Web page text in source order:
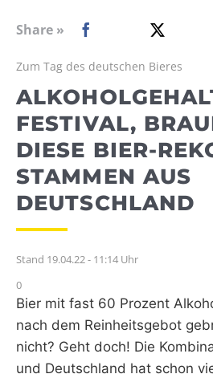
WEBRADIO
Share »
Zum Tag des deutschen Bieres
FESTIVAL,
DIESE BIER-
STAMMEN AUS
DEUTSCHLAND
Stand 19.04.22 - 11:14 Uhr
0
Bier mit fast 60 Prozent
nach dem Reinheitsgebot
nicht? Geht doch! Die
und Deutschland hat schon